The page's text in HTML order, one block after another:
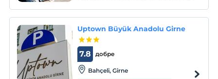
15 km uzaklıktadır.
Uptown Büyük Anadolu Girne
добре
7.8
Bahçeli, Girne